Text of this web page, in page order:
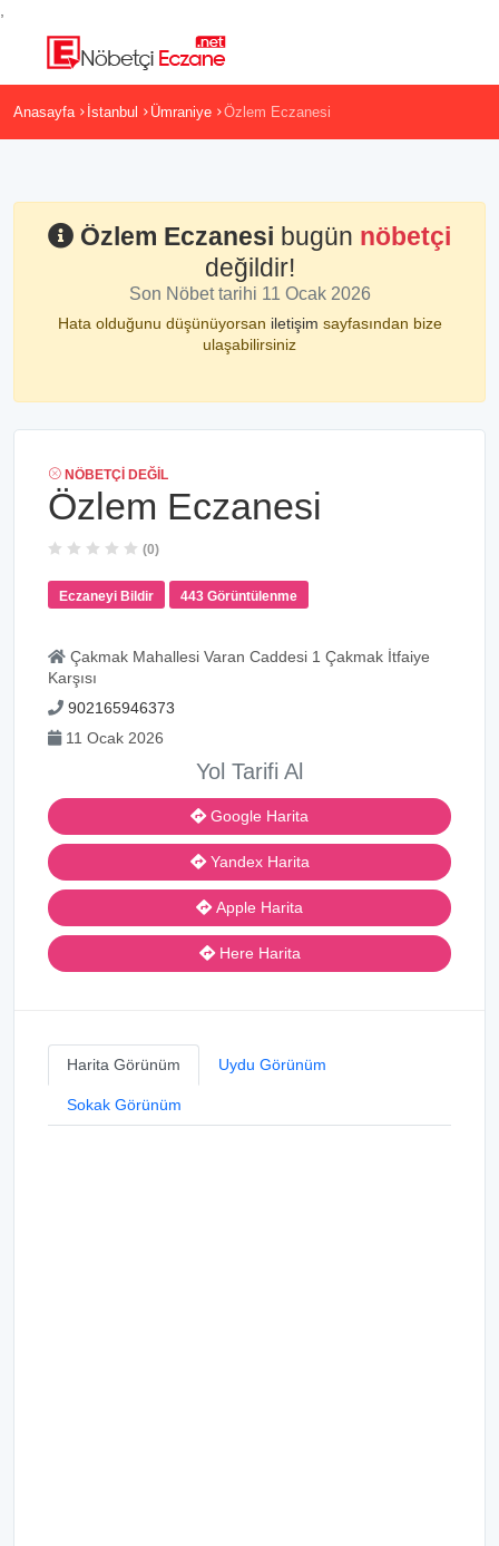
Anasayfa İstanbul Ümraniye Özlem Eczanesi
Özlem Eczanesi bugün nöbetçi
değildir!
Son Nöbet tarihi 11 Ocak 2026
Hata olduğunu düşünüyorsan iletişim sayfasından bize
ulaşabilirsiniz
NÖBETÇI DEĞIL
Özlem Eczanesi
(0)
Eczaneyi Bildir 443 Görüntülenme
Çakmak Mahallesi Varan Caddesi 1 Çakmak İtfaiye
Karşısı
902165946373
11 Ocak 2026
Yol Tarifi Al
Google Harita
Yandex Harita
Apple Harita
Here Harita
Harita Görünüm Uydu Görünüm
Sokak Görünüm